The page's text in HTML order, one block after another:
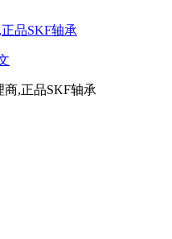
商,正品SKF轴承